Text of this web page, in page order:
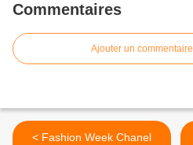
Commentaires
Ajouter un commentaire
< Fashion Week Chanel